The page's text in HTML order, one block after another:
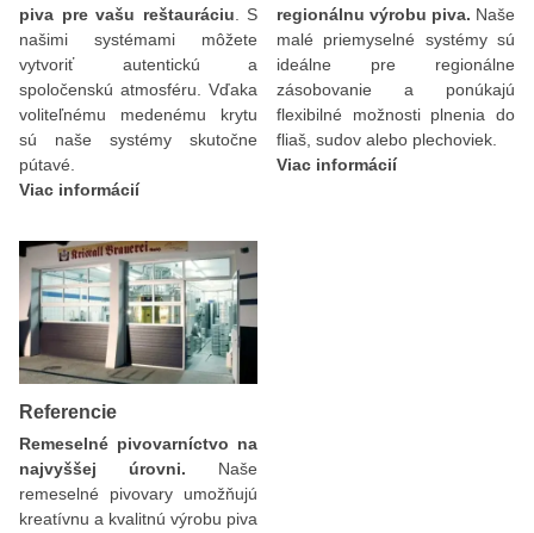
piva pre vašu reštauráciu . S
našimi systémami môžete
vytvoriť autentickú a
spoločenskú atmosféru. Vďaka
voliteľnému medenému krytu
sú naše systémy skutočne
pútavé.
Viac informácií
regionálnu výrobu piva. Naše
malé priemyselné systémy sú
ideálne pre regionálne
zásobovanie a ponúkajú
flexibilné možnosti plnenia do
fliaš, sudov alebo plechoviek.
Viac informácií
Referencie
Remeselné pivovarníctvo na
najvyššej úrovni. Naše
remeselné pivovary umožňujú
kreatívnu a kvalitnú výrobu piva